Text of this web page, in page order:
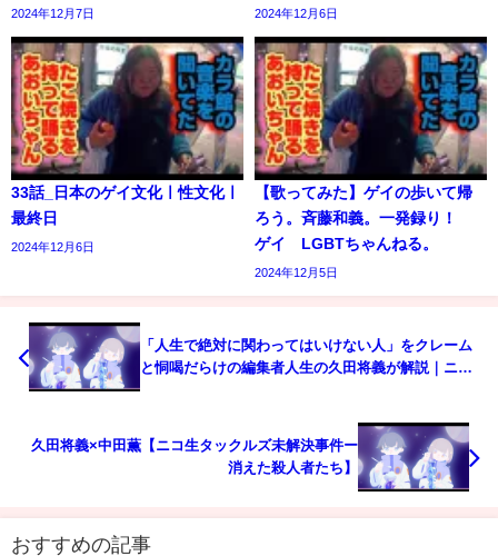
2024年12月7日 2024年12月6日
33話_日本のゲイ文化ㅣ性文化ㅣ
最終日
2024年12月6日
【歌ってみた】ゲイの歩いて帰
ろう。斉藤和義。一発録り！
ゲイ LGBTちゃんねる。
2024年12月5日
「人生で絶対に関わってはいけない人」をクレーム
と恫喝だらけの編集者人生の久田将義が解説｜ニュ
久田将義×中田薫【ニコ生タックルズ未解決事件ー
消えた殺人者たち】
おすすめの記事